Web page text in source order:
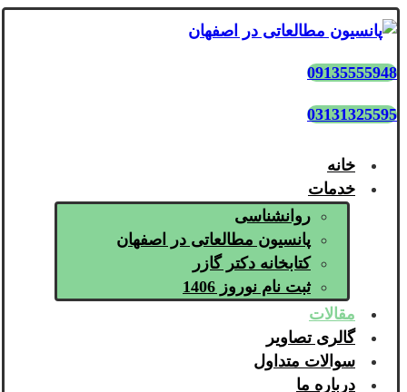
09135555948
03131325595
خانه
خدمات
روانشناسی
پانسیون مطالعاتی در اصفهان
کتابخانه دکتر گازر
ثبت نام نوروز 1406
مقالات
گالری تصاویر
سوالات متداول
درباره ما